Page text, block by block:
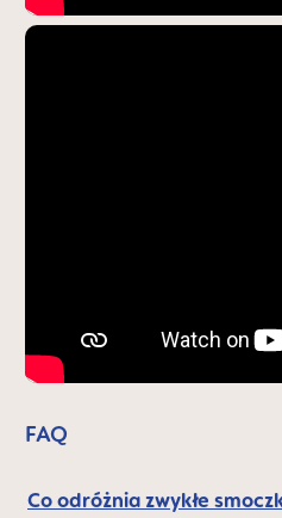
FAQ
Co odróżnia zwykłe